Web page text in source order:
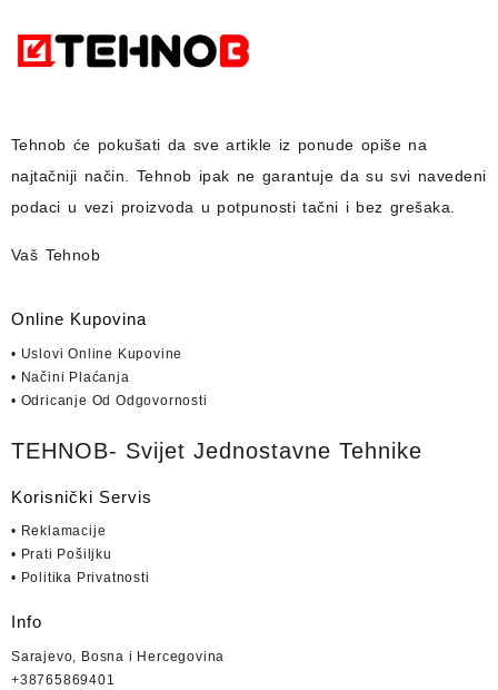
Tehnob će pokušati da sve artikle iz ponude opiše na
najtačniji način. Tehnob ipak ne garantuje da su svi navedeni
podaci u vezi proizvoda u potpunosti tačni i bez grešaka.
Vaš Tehnob
Online Kupovina
• Uslovi Online Kupovine
• Načini Plaćanja
• Odricanje Od Odgovornosti
TEHNOB- Svijet Jednostavne Tehnike
Korisnički Servis
• Reklamacije
• Prati Pošiljku
• Politika Privatnosti
Info
Sarajevo, Bosna i Hercegovina
+38765869401